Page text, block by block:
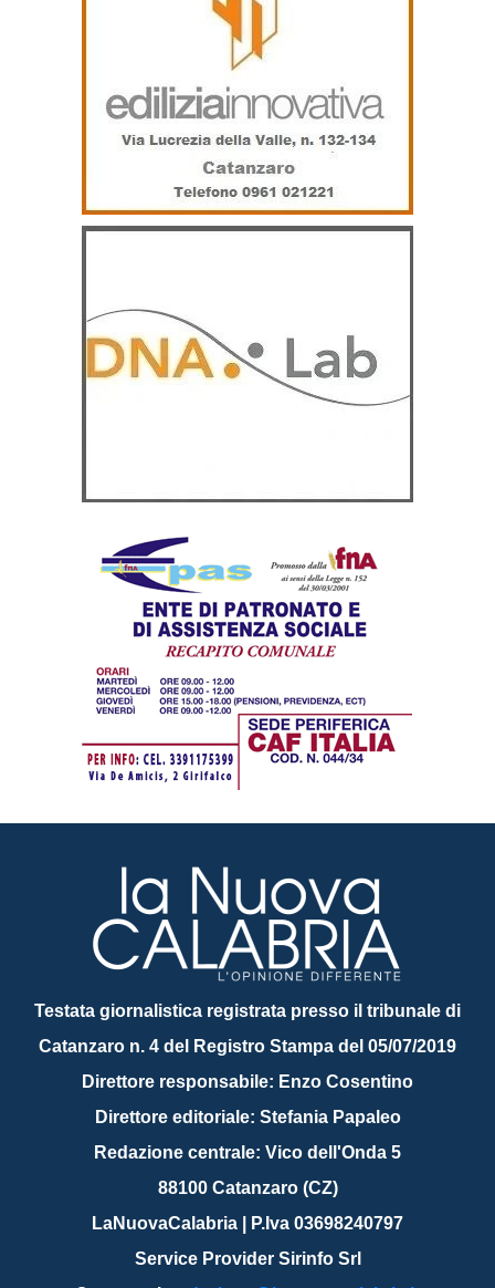
Testata giornalistica registrata presso il tribunale di
Catanzaro n. 4 del Registro Stampa del 05/07/2019
Direttore responsabile: Enzo Cosentino
Direttore editoriale: Stefania Papaleo
Redazione centrale: Vico dell'Onda 5
88100 Catanzaro (CZ)
LaNuovaCalabria | P.Iva 03698240797
Service Provider Sirinfo Srl